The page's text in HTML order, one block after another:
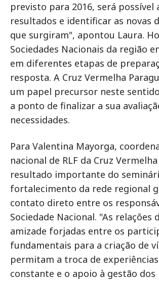
previsto para 2016, será possível
resultados e identificar as novas
que surgiram", apontou Laura.
Sociedades Nacionais da região
em diferentes etapas de
resposta. A Cruz Vermelha
um papel precursor neste
a ponto de finalizar a sua
necessidades.
Para Valentina Mayorga,
nacional de RLF da Cruz
resultado importante do
fortalecimento da rede regional
contato direto entre os
Sociedade Nacional. "As relações
amizade forjadas entre os
fundamentais para a criação de
permitam a troca de
constante e o apoio à gestão